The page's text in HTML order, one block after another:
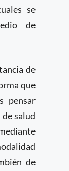
se
de
de
que
pensar
salud
de